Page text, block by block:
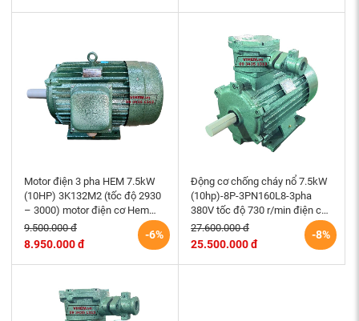
Motor điện 3 pha HEM 7.5kW
(10HP) 3K132M2 (tốc độ 2930
– 3000) motor điện cơ Hem
Vihem
-6%
9.500.000 đ
8.950.000 đ
Động cơ chống cháy nổ 7.5kW
(10hp)-8P-3PN160L8-3pha
380V tốc độ 730 r/min điện cơ
Hem Vihem
-8%
27.600.000 đ
25.500.000 đ